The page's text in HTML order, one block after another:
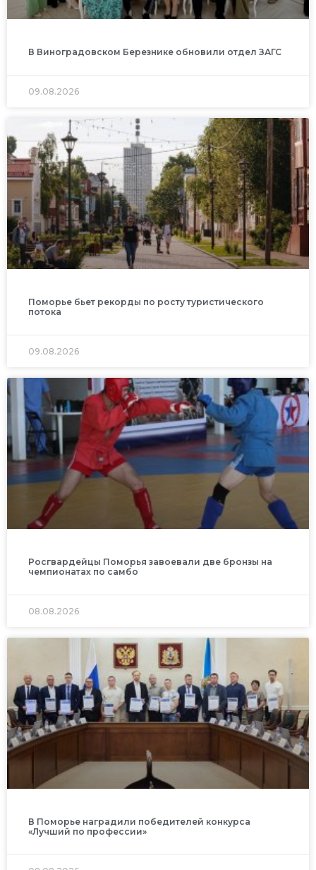
В Виноградовском Березнике обновили отдел ЗАГС
09.08.2026
Поморье бьет рекорды по росту туристического
потока
09.08.2026
Росгвардейцы Поморья завоевали две бронзы на
чемпионатах по самбо
08.08.2026
В Поморье наградили победителей конкурса
«Лучший по профессии»